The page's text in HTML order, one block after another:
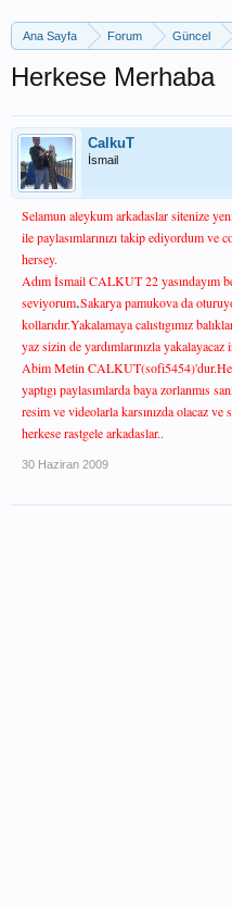
Ana Sayfa Forum Güncel
Herkese Merhaba
CalkuT
İsmail
Selamun aleykumarkadaslar sitenize
ile paylasımlarınızı takip ediyordum ve
hersey.
Adım İsmail CALKUT 22 yasındayım
seviyorum.Sakarya pamukova da
kollarıdır.Yakalamaya calıstıgımız
yaz sizin de yardımlarınızla yakalayacaz
Abim Metin CALKUT(sofi5454)'dur.Her
yaptıgı paylasımlarda baya zorlanmıs
resim ve videolarla karsınızda olacaz
herkese rastgele arkadaslar..
30 Haziran 2009